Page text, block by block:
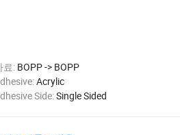
료: BOPP -> BOPP
Acrylic
Side:Single Sided